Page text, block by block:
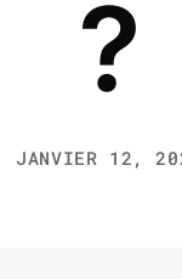
?
JANVIER 12,